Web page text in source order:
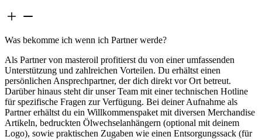
Was bekomme ich wenn ich Partner werde?
Als Partner von masteroil profitierst du von einer umfassenden
Unterstützung und zahlreichen Vorteilen. Du erhältst einen
persönlichen Ansprechpartner, der dich direkt vor Ort betreut.
Darüber hinaus steht dir unser Team mit einer technischen Hotline
für spezifische Fragen zur Verfügung. Bei deiner Aufnahme als
Partner erhältst du ein Willkommenspaket mit diversen Merchandise
Artikeln, bedruckten Ölwechselanhängern (optional mit deinem
Logo), sowie praktischen Zugaben wie einen Entsorgungssack (für